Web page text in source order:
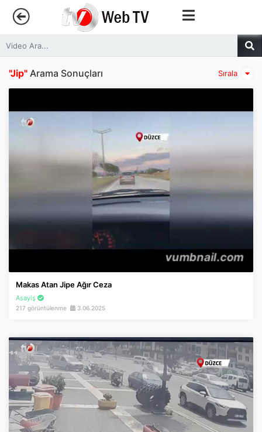
Anasayfa
Trendler
Canlı Yayın
İnstagram
Twitter
App Store
Sırala
"Jip" Arama Sonuçları
Makas Atan Jipe Ağır Ceza
Asayiş
217 görüntülenme 3.06.2025